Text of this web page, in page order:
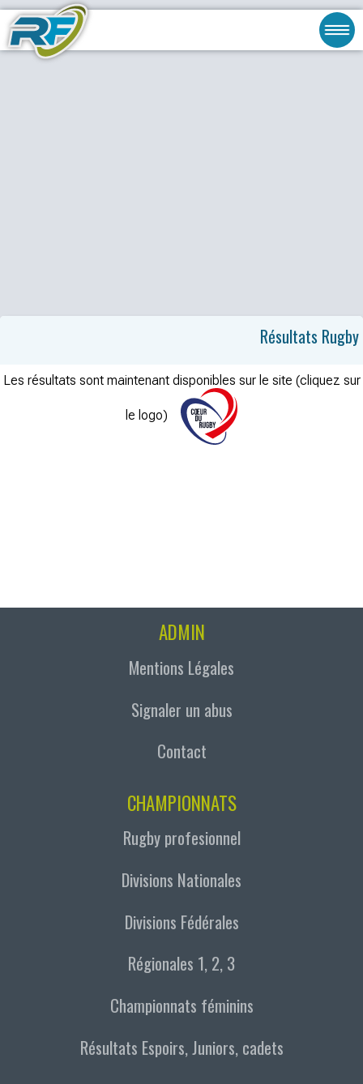
Résultats Rugby
Les résultats sont maintenant disponibles sur le site (cliquez sur
le logo)
ADMIN
Mentions Légales
Signaler un abus
Contact
CHAMPIONNATS
Rugby profesionnel
Divisions Nationales
Divisions Fédérales
Régionales 1, 2, 3
Championnats féminins
Résultats Espoirs, Juniors, cadets